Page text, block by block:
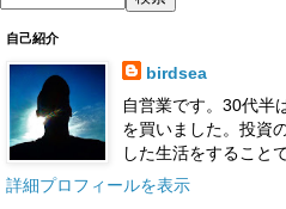
自己紹介
birdsea
自営業です。30代半
を買いました。投資
した生活をすること
詳細プロフィールを表示